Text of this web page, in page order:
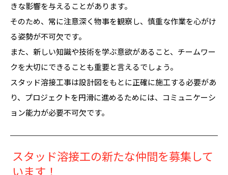
きな影響を与えることがあります。
そのため、常に注意深く物事を観察し、慎重な作業を心がけ
る姿勢が不可欠です。
また、新しい知識や技術を学ぶ意欲があること、チームワー
クを大切にできることも重要と言えるでしょう。
スタッド溶接工事は設計図をもとに正確に施工する必要があ
り、プロジェクトを円滑に進めるためには、コミュニケーシ
ョン能力が必要不可欠です。
スタッド溶接工の新たな仲間を募集して
います！